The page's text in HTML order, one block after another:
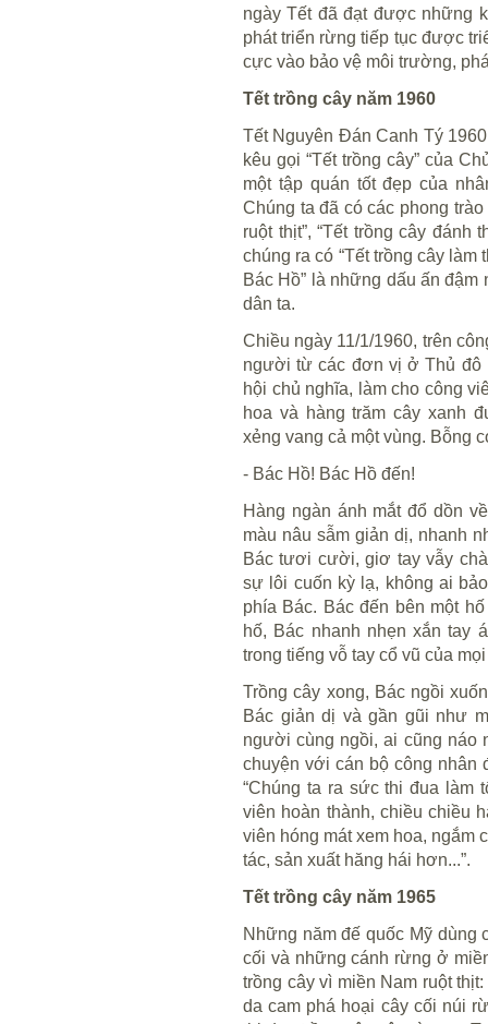
ngày Tết đã đạt được những
phát triển rừng tiếp tục được
cực vào bảo vệ môi trường,
Tết trồng cây năm 1960
Tết Nguyên Đán Canh Tý
kêu gọi “Tết trồng cây” của
một tập quán tốt đẹp của
Chúng ta đã có các phong trào
ruột thịt”, “Tết trồng cây
chúng ra có “Tết trồng cây
Bác Hồ” là những dấu ấn
dân ta.
Chiều ngày 11/1/1960, trên
người từ các đơn vị ở Thủ đô
hội chủ nghĩa, làm cho công
hoa và hàng trăm cây xanh
xẻng vang cả một vùng. Bỗng
- Bác Hồ! Bác Hồ đến!
Hàng ngàn ánh mắt đổ dồn
màu nâu sẫm giản dị, nhanh
Bác tươi cười, giơ tay vẫy
sự lôi cuốn kỳ lạ, không ai
phía Bác. Bác đến bên một
hố, Bác nhanh nhẹn xắn tay
trong tiếng vỗ tay cổ vũ của
Trồng cây xong, Bác ngồi
Bác giản dị và gần gũi như
người cùng ngồi, ai cũng náo
chuyện với cán bộ công nhân
“Chúng ta ra sức thi đua làm
viên hoàn thành, chiều chiều
viên hóng mát xem hoa, ngắm
tác, sản xuất hăng hái hơn...”.
Tết trồng cây năm 1965
Những năm đế quốc Mỹ dùng
cối và những cánh rừng ở
trồng cây vì miền Nam ruột
da cam phá hoại cây cối núi